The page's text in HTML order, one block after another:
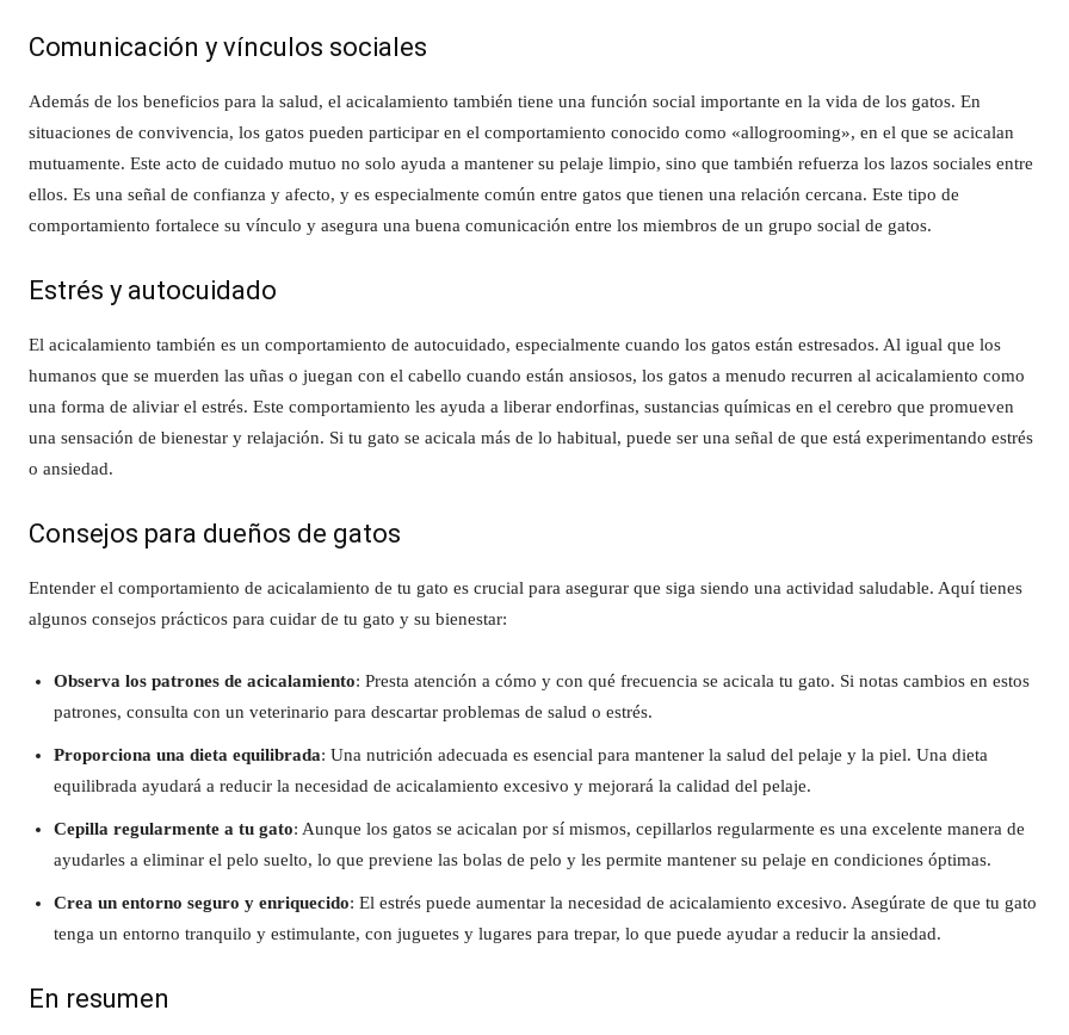
Comunicación y vínculos sociales
Además de los beneficios para la salud, el acicalamiento también tiene una función social importante en la vida de los gatos. En
situaciones de convivencia, los gatos pueden participar en el comportamiento conocido como «allogrooming», en el que se acicalan
mutuamente. Este acto de cuidado mutuo no solo ayuda a mantener su pelaje limpio, sino que también refuerza los lazos sociales entre
ellos. Es una señal de confianza y afecto, y es especialmente común entre gatos que tienen una relación cercana. Este tipo de
comportamiento fortalece su vínculo y asegura una buena comunicación entre los miembros de un grupo social de gatos.
Estrés y autocuidado
El acicalamiento también es un comportamiento de autocuidado, especialmente cuando los gatos están estresados. Al igual que los
humanos que se muerden las uñas o juegan con el cabello cuando están ansiosos, los gatos a menudo recurren al acicalamiento como
una forma de aliviar el estrés. Este comportamiento les ayuda a liberar endorfinas, sustancias químicas en el cerebro que promueven
una sensación de bienestar y relajación. Si tu gato se acicala más de lo habitual, puede ser una señal de que está experimentando estrés
o ansiedad.
Consejos para dueños de gatos
Entender el comportamiento de acicalamiento de tu gato es crucial para asegurar que siga siendo una actividad saludable. Aquí tienes
algunos consejos prácticos para cuidar de tu gato y su bienestar:
Observa los patrones de acicalamiento: Presta atención a cómo y con qué frecuencia se acicala tu gato. Si notas cambios en estos
patrones, consulta con un veterinario para descartar problemas de salud o estrés.
Proporciona una dieta equilibrada: Una nutrición adecuada es esencial para mantener la salud del pelaje y la piel. Una dieta
equilibrada ayudará a reducir la necesidad de acicalamiento excesivo y mejorará la calidad del pelaje.
Cepilla regularmente a tu gato: Aunque los gatos se acicalan por sí mismos, cepillarlos regularmente es una excelente manera de
ayudarles a eliminar el pelo suelto, lo que previene las bolas de pelo y les permite mantener su pelaje en condiciones óptimas.
Crea un entorno seguro y enriquecido: El estrés puede aumentar la necesidad de acicalamiento excesivo. Asegúrate de que tu gato
tenga un entorno tranquilo y estimulante, con juguetes y lugares para trepar, lo que puede ayudar a reducir la ansiedad.
En resumen